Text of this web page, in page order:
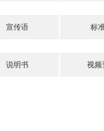
宣传语 标
说明书 视频